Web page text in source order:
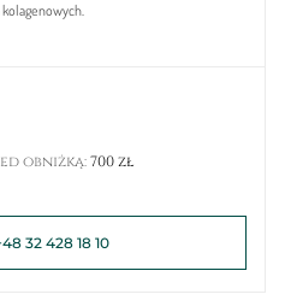
obniżką:700 zł
32 428 18 10